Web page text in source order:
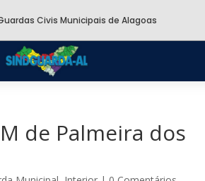
Civis Municipais de Alagoas
de Palmeira dos